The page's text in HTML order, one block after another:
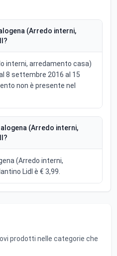
(Arredo interni,
interni, arredamento casa)
8 settembre 2016 al 15
non è presente nel
(Arredo interni,
(Arredo interni,
Lidl è € 3,99.
prodotti nelle categorie che